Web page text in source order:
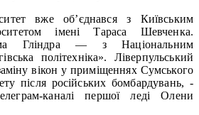
вже об’єднався з Київським
імені Тараса Шевченка.
Гліндра — з Національним
політехніка». Ліверпульський
вікон у приміщеннях Сумського
після російських бомбардувань, -
каналі першої леді Олени